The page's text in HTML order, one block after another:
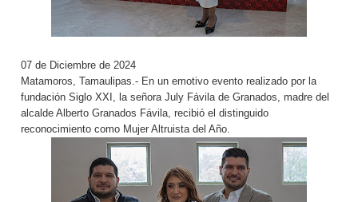
07 de Diciembre de 2024
Matamoros, Tamaulipas.- En un emotivo evento realizado por la
fundación Siglo XXI, la señora July Fávila de Granados, madre del
alcalde Alberto Granados Fávila, recibió el distinguido
reconocimiento como Mujer Altruista del Año.